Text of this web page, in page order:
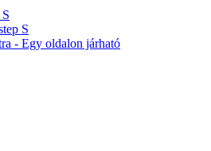
S
- Egy oldalon járható